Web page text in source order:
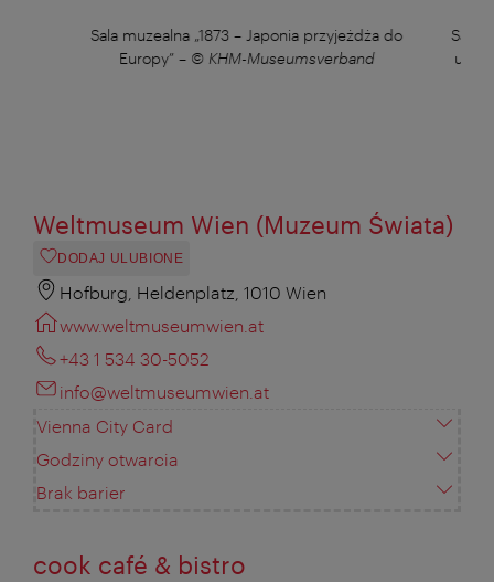
Sala muzealna „1873 – Japonia przyjeżdża do
Europy”– © KHM-Museumsverband
Sala
Weltmuseum Wien (Muzeum Świata)
DODAJ ULUBIONE
Hofburg, Heldenplatz, 1010 Wien
www.weltmuseumwien.at
+43 1 534 30-5052
info@weltmuseumwien.at
Vienna City Card
Godziny otwarcia
Brak barier
cook café & bistro